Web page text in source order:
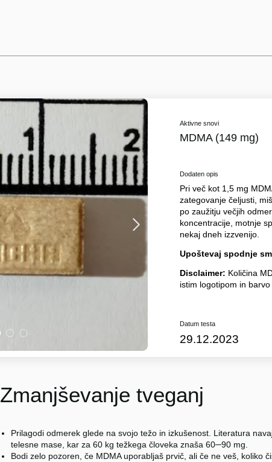
2 3
Aktivne snovi
MDMA (149 mg)
Dodaten opis
Pri več kot 1,5 mg
zategovanje čeljusti,
po zaužitju večjih
koncentracije, motnje
nekaj dneh izzvenijo.
Upoštevaj spodnje
Disclaimer: Količina
istim logotipom in
Datum testa
29.12.2023
Zmanjševanje tveganj
Prilagodi odmerek glede na svojo težo in izkušenost. Literatura
telesne mase, kar za 60 kg težkega človeka znaša 60─90 mg.
Bodi zelo pozoren, če MDMA uporabljaš prvič, ali če ne veš, koliko